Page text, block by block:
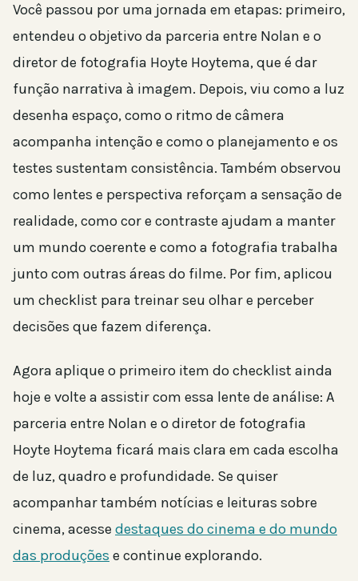
Você passou por uma jornada em etapas: primeiro,
entendeu o objetivo da parceria entre Nolan e o
diretor de fotografia Hoyte Hoytema, que é dar
função narrativa à imagem. Depois, viu como a luz
desenha espaço, como o ritmo de câmera
acompanha intenção e como o planejamento e os
testes sustentam consistência. Também observou
como lentes e perspectiva reforçam a sensação de
realidade, como cor e contraste ajudam a manter
um mundo coerente e como a fotografia trabalha
junto com outras áreas do filme. Por fim, aplicou
um checklist para treinar seu olhar e perceber
decisões que fazem diferença.
Agora aplique o primeiro item do checklist ainda
hoje e volte a assistir com essa lente de análise: A
parceria entre Nolan e o diretor de fotografia
Hoyte Hoytema ficará mais clara em cada escolha
de luz, quadro e profundidade. Se quiser
acompanhar também notícias e leituras sobre
cinema, acesse destaques do cinema e do mundo
das produções e continue explorando.